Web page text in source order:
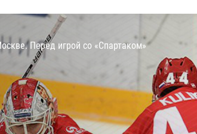
Перед игрой со «Спартаком»